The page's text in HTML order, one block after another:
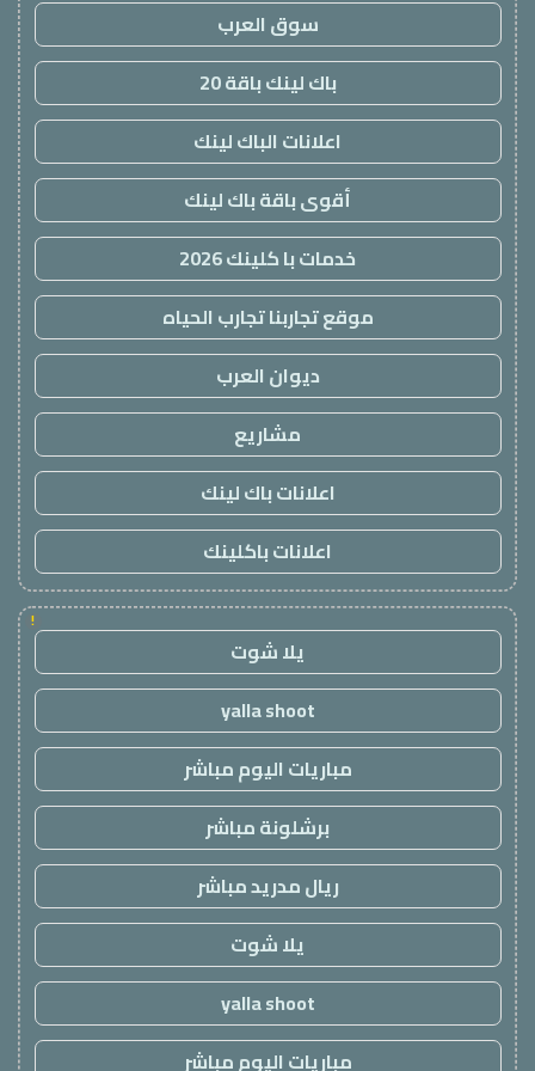
سوق العرب
باك لينك باقة 20
اعلانات الباك لينك
أقوى باقة باك لينك
خدمات با كلينك 2026
موقع تجاربنا تجارب الحياه
ديوان العرب
مشاريع
اعلانات باك لينك
اعلانات باكلينك
!
يلا شوت
yalla shoot
مباريات اليوم مباشر
برشلونة مباشر
ريال مدريد مباشر
يلا شوت
yalla shoot
مباريات اليوم مباشر